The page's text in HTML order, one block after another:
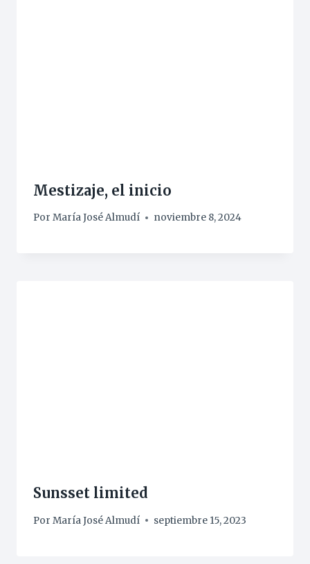
Mestizaje, el inicio
Por María José Almudí noviembre 8, 2024
Sunsset limited
Por María José Almudí septiembre 15, 2023